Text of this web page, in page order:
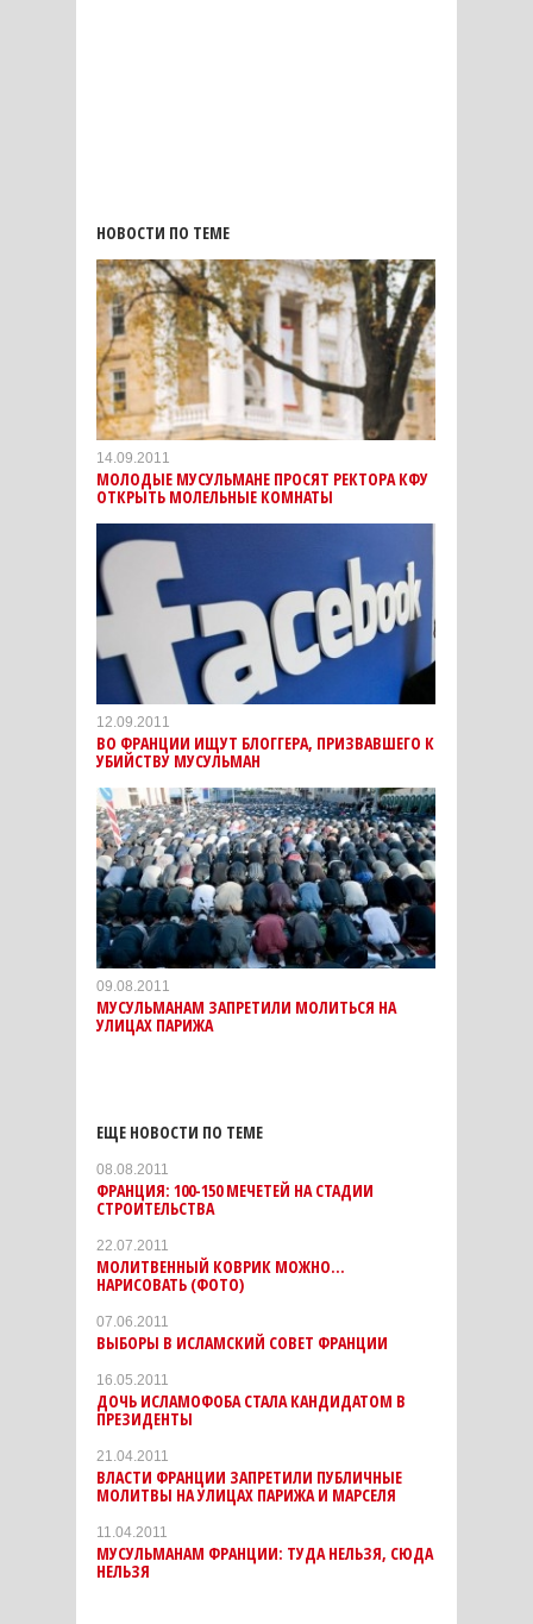
НОВОСТИ ПО ТЕМЕ
14.09.2011
МОЛОДЫЕ МУСУЛЬМАНЕ ПРОСЯТ РЕКТОРА КФУ
ОТКРЫТЬ МОЛЕЛЬНЫЕ КОМНАТЫ
12.09.2011
ВО ФРАНЦИИ ИЩУТ БЛОГГЕРА, ПРИЗВАВШЕГО К
УБИЙСТВУ МУСУЛЬМАН
09.08.2011
МУСУЛЬМАНАМ ЗАПРЕТИЛИ МОЛИТЬСЯ НА
УЛИЦАХ ПАРИЖА
ЕЩЕ НОВОСТИ ПО ТЕМЕ
08.08.2011
ФРАНЦИЯ: 100-150 МЕЧЕТЕЙ НА СТАДИИ
СТРОИТЕЛЬСТВА
22.07.2011
МОЛИТВЕННЫЙ КОВРИК МОЖНО...
НАРИСОВАТЬ (ФОТО)
07.06.2011
ВЫБОРЫ В ИСЛАМСКИЙ СОВЕТ ФРАНЦИИ
16.05.2011
ДОЧЬ ИСЛАМОФОБА СТАЛА КАНДИДАТОМ В
ПРЕЗИДЕНТЫ
21.04.2011
ВЛАСТИ ФРАНЦИИ ЗАПРЕТИЛИ ПУБЛИЧНЫЕ
МОЛИТВЫ НА УЛИЦАХ ПАРИЖА И МАРСЕЛЯ
11.04.2011
МУСУЛЬМАНАМ ФРАНЦИИ: ТУДА НЕЛЬЗЯ, СЮДА
НЕЛЬЗЯ